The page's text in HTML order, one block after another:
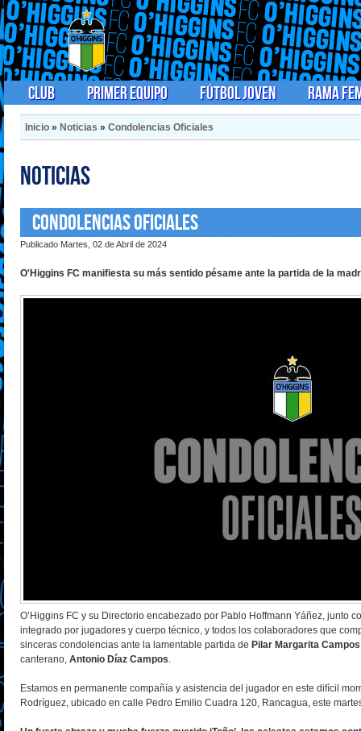
Club Primer Equipo Fútbol Joven Rama
Inicio » Noticias » Condolencias Oficiales
Noticias
Condolencias Oficiales
Publicado Martes, 02 de Abril de 2024
O'Higgins FC manifiesta su más sentido pésame ante la partida de la
O’Higgins FC y su Directorio encabezado por Pablo Hoffmann Yáñez, junto
integrado por jugadores y cuerpo técnico, y todos los colaboradores que
sinceras condolencias ante la lamentable partida de Pilar Margarita
canterano, Antonio Díaz Campos.
Estamos en permanente compañía y asistencia del jugador en este difícil
Rodríguez, ubicado en calle Pedro Emilio Cuadra 120, Rancagua, este